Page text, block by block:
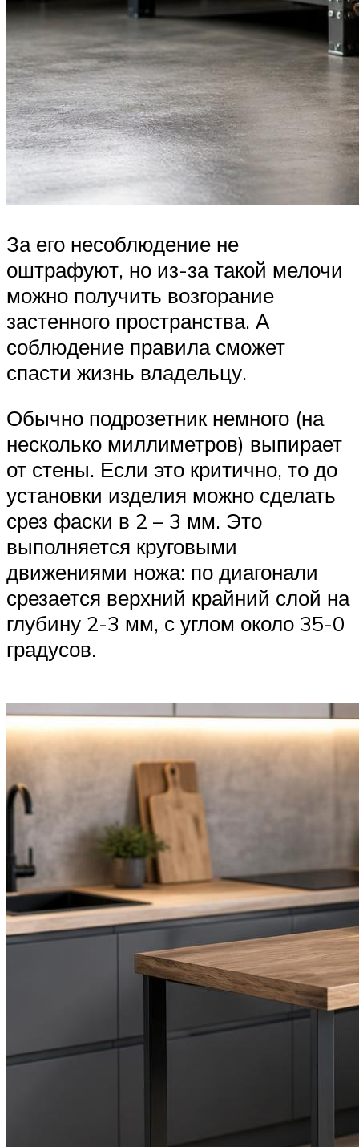
За его несоблюдение не
оштрафуют, но из-за такой мелочи
можно получить возгорание
застенного пространства. А
соблюдение правила сможет
спасти жизнь владельцу.
Обычно подрозетник немного (на
несколько миллиметров) выпирает
от стены. Если это критично, то до
установки изделия можно сделать
срез фаски в 2 – 3 мм. Это
выполняется круговыми
движениями ножа: по диагонали
срезается верхний крайний слой на
глубину 2-3 мм, с углом около 35-0
градусов.